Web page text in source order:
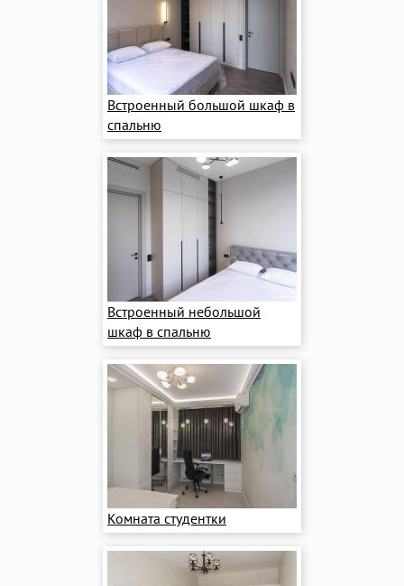
Встроенный большой шкаф в
спальню
Встроенный небольшой
шкаф в спальню
Комната студентки